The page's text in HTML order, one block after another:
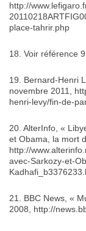
http://
place-tahrir.php
18. Voir référence 9
19. Bernard-Henri
novembre 2011,
henri-levy/fin-de-
20. AlterInfo, «
et Obama, la mort
http://
avec-Sarkozy-et-
21. BBC News, «
2008, http://